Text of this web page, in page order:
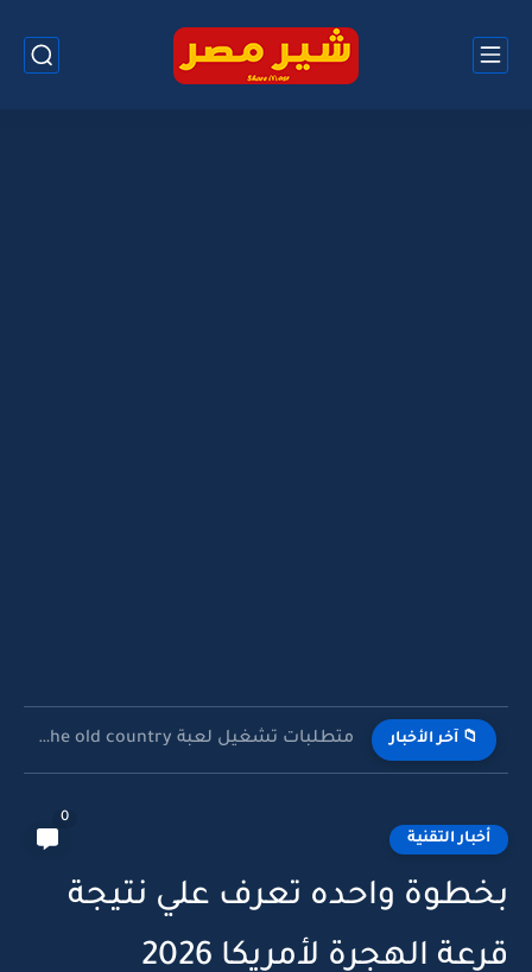
📁 آخر الأخبار متطلبات تشغيل لعبة mafia the old country
أخبار التقنية
0
بخطوة واحده تعرف علي نتيجة
قرعة الهجرة لأمريكا 2026